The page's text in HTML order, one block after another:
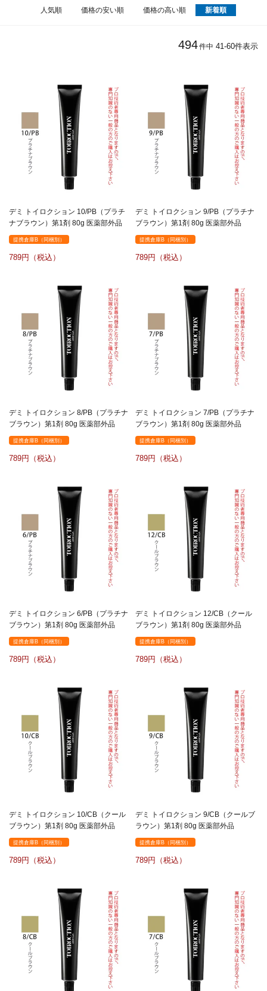
人気順 価格の安い順 価格の高い順 新着順
494件中 41-60件表示
デミ トイロクション 10/PB（プラチ
ナブラウン）第1剤 80g 医薬部外品
提携倉庫B（同梱別）
789
デミ トイロクション 9/PB（プラチナ
ブラウン）第1剤 80g 医薬部外品
提携倉庫B（同梱別）
789
デミ トイロクション 8/PB（プラチナ
ブラウン）第1剤 80g 医薬部外品
提携倉庫B（同梱別）
789
デミ トイロクション 7/PB（プラチナ
ブラウン）第1剤 80g 医薬部外品
提携倉庫B（同梱別）
789
デミ トイロクション 6/PB（プラチナ
ブラウン）第1剤 80g 医薬部外品
提携倉庫B（同梱別）
789
デミ トイロクション 12/CB（クール
ブラウン）第1剤 80g 医薬部外品
提携倉庫B（同梱別）
789
デミ トイロクション 10/CB（クール
ブラウン）第1剤 80g 医薬部外品
提携倉庫B（同梱別）
789
デミ トイロクション 9/CB（クールブ
ラウン）第1剤 80g 医薬部外品
提携倉庫B（同梱別）
789